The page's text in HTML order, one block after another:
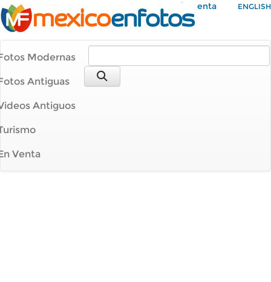
Mi Cuenta ENGLISH
Modernas
Antiguas
Antiguos
Venta